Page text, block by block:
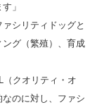
」
シリティドッグと
グ（繁殖）、育成
（クオリティ・オ
のに対し、ファシ